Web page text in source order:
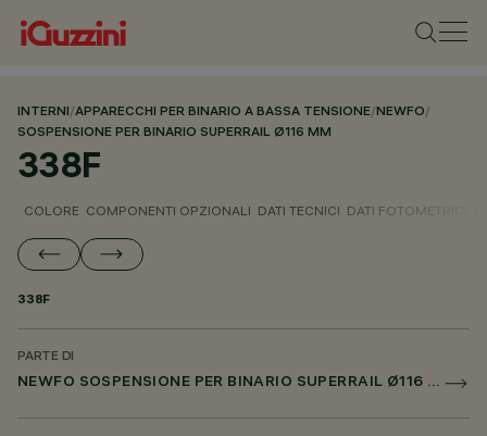
INTERNI/APPARECCHI PER BINARIO A BASSA TENSIONE/NEWFO/
SOSPENSIONE PER BINARIO SUPERRAIL Ø116 MM
338F
COLORE COMPONENTI OPZIONALI DATI TECNICI DATI FOTOMETRICI
338F
PARTE DI
NEWFO SOSPENSIONE PER BINARIO SUPERRAIL Ø116 MM